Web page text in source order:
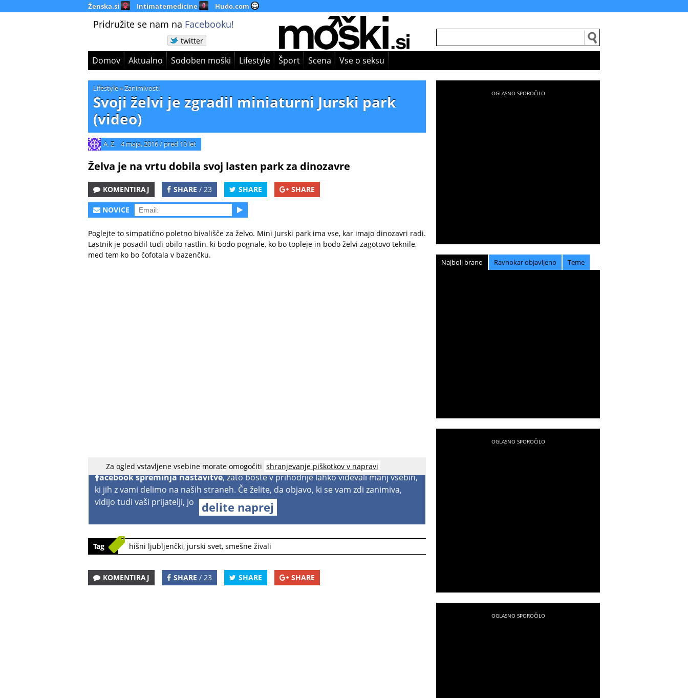
Ženska.si Intimatemedicine Hudo.com
Pridružite se nam na Facebooku!
twitter
Domov Aktualno Sodoben moški Lifestyle Šport Scena Vse o seksu
Lifestyle»Zanimivosti
Svoji želvi je zgradil miniaturni Jurski park
(video)
A. Z. 4 maja, 2016/ pred 10 let
Želva je na vrtu dobila svoj lasten park za dinozavre
KOMENTIRAJ SHARE / 23 SHARE SHARE
NOVICE
Poglejte to simpatično poletno bivališče za želvo. Mini Jurski park ima vse, kar imajo dinozavri radi.
Lastnik je posadil tudi obilo rastlin, ki bodo pognale, ko bo topleje in bodo želvi zagotovo teknile,
med tem ko bo čofotala v bazenčku.
Za ogled vstavljene vsebine morate omogočiti shranjevanje piškotkov v napravi
acebook spreminja nastavitve, zato boste v prihodnje lahko videvali manj vsebin,
ki jih z vami delimo na naših straneh. Če želite, da objavo, ki se vam zdi zanimiva,
vidijo tudi vaši prijatelji, jo
delite naprej
Tag hišni ljubljenčki, jurski svet, smešne živali
KOMENTIRAJ SHARE / 23 SHARE SHARE
Najbolj brano Ravnokar objavljeno Teme